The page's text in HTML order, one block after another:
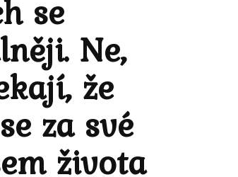
se
Ne,
že
za své
života